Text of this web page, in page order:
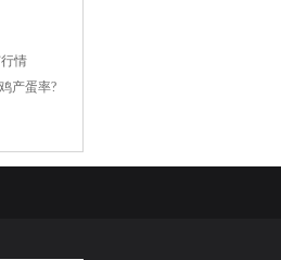
情
产蛋率?